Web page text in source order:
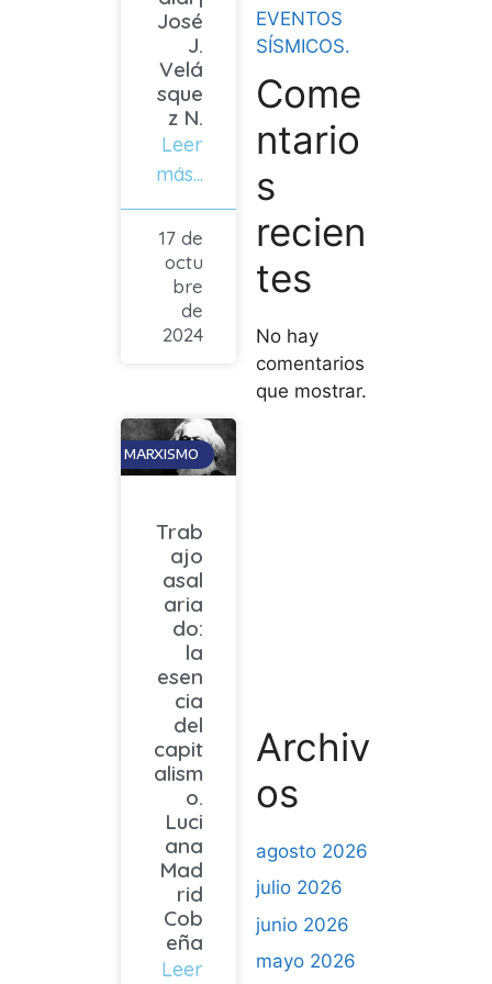
EVENTOS
SÍSMICOS.
Come
ntario
s
recien
tes
No hay
comentarios
que mostrar.
Archiv
os
agosto 2026
julio 2026
junio 2026
mayo 2026
José
J.
Velá
sque
z N.
Leer
más...
17 de
octu
bre
de
2024
MARXISMO
Trab
ajo
asal
aria
do:
la
esen
cia
del
capit
alism
o.
Luci
ana
Mad
rid
Cob
eña
Leer